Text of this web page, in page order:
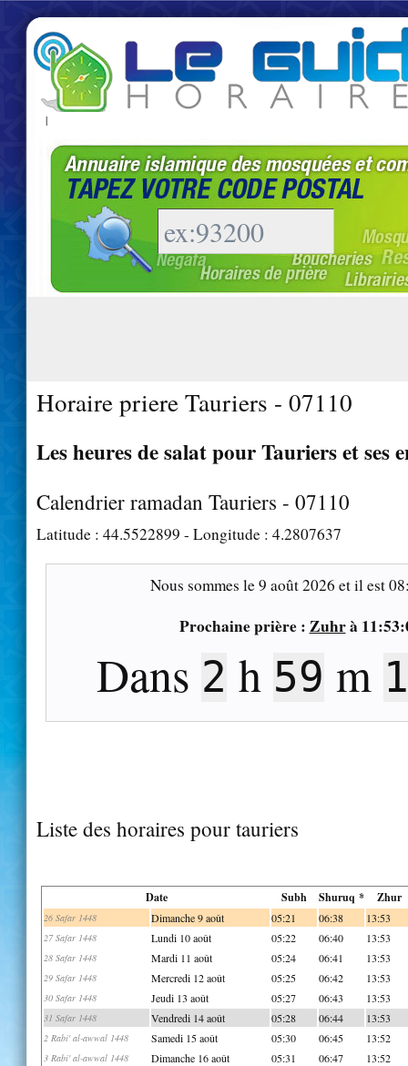
|
Horaire priere Tauriers - 07110
Les heures de salat pour Tauriers et ses
Calendrier ramadan Tauriers - 07110
Latitude : 44.5522899 - Longitude : 4.2807637
Nous sommes le9 août 2026 et il est
Prochaine prière : Zuhrà
Dans 2 h 59 m
Liste des horaires pour tauriers
Date Subh Shuruq * Zhur
26 Safar 1448 Dimanche 9 août 05:21 06:38 13:53
27 Safar 1448 Lundi 10 août 05:22 06:40 13:53
28 Safar 1448 Mardi 11 août 05:24 06:41 13:53
29 Safar 1448 Mercredi 12 août 05:25 06:42 13:53
30 Safar 1448 Jeudi 13 août 05:27 06:43 13:53
31 Safar 1448 Vendredi 14 août 05:28 06:44 13:53
2 Rabi' al-awwal 1448 Samedi 15 août 05:30 06:45 13:52
3 Rabi' al-awwal 1448 Dimanche 16 août 05:31 06:47 13:52